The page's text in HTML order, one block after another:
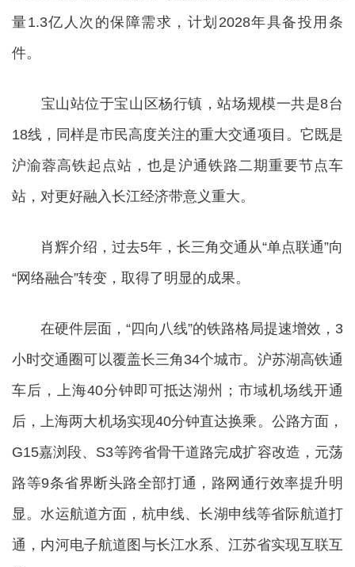
量1.3亿人次的保障需求，计划2028年具备投用条
件。
宝山站位于宝山区杨行镇，站场规模一共是8台
18线，同样是市民高度关注的重大交通项目。它既是
沪渝蓉高铁起点站，也是沪通铁路二期重要节点车
站，对更好融入长江经济带意义重大。
肖辉介绍，过去5年，长三角交通从“单点联通”向
“网络融合”转变，取得了明显的成果。
在硬件层面，“四向八线”的铁路格局提速增效，3
小时交通圈可以覆盖长三角34个城市。沪苏湖高铁通
车后，上海40分钟即可抵达湖州；市域机场线开通
后，上海两大机场实现40分钟直达换乘。公路方面，
G15嘉浏段、S3等跨省骨干道路完成扩容改造，元荡
路等9条省界断头路全部打通，路网通行效率提升明
显。水运航道方面，杭申线、长湖申线等省际航道打
通，内河电子航道图与长江水系、江苏省实现互联互